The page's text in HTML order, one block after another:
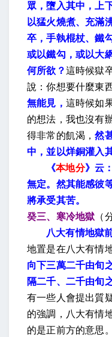
眾，墮入其中，上
以猛火燒煮、充滿
卒，手執棍杖、鐵
或以鐵勾，或以大
何所欲？這時候獄
說：你想要什麼東
無能見， 這時候如
的想法，我也沒有
得非常的飢渴，然
中，並以烊銅灌入
《本地分》云
無定。然其能感彼
將承受其苦。
癸三、寒冷地獄 （
八大有情地獄
地置是在八大有情
向下三萬二千由旬
隔二千、二千由旬
有一些人會提出質
的強調，八大有情
的是正前方的意思